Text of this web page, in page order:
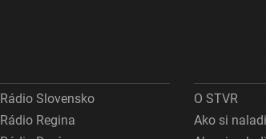
Rádio Slovensko
Rádio Regina
O STVR
Ako si